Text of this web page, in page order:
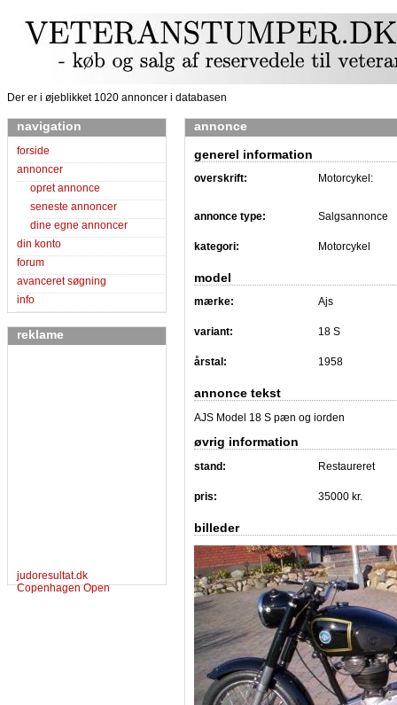
Der er i øjeblikket 1020 annoncer i databasen
navigation
forside
annoncer
opret annonce
seneste annoncer
dine egne annoncer
din konto
forum
avanceret søgning
info
reklame
judoresultat.dk
Copenhagen Open
annonce
generel information
overskrift: Motorcykel:
annonce type: Salgsannonce
kategori: Motorcykel
model
mærke: Ajs
variant: 18 S
årstal: 1958
annonce tekst
AJS Model 18 S pæn og iorden
øvrig information
stand: Restaureret
pris: 35000 kr.
billeder